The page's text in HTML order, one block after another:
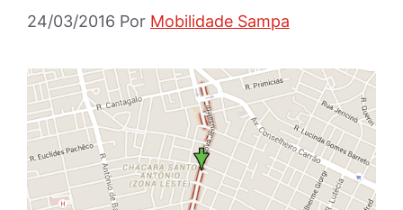
24/03/2016 Por Mobilidade Sampa